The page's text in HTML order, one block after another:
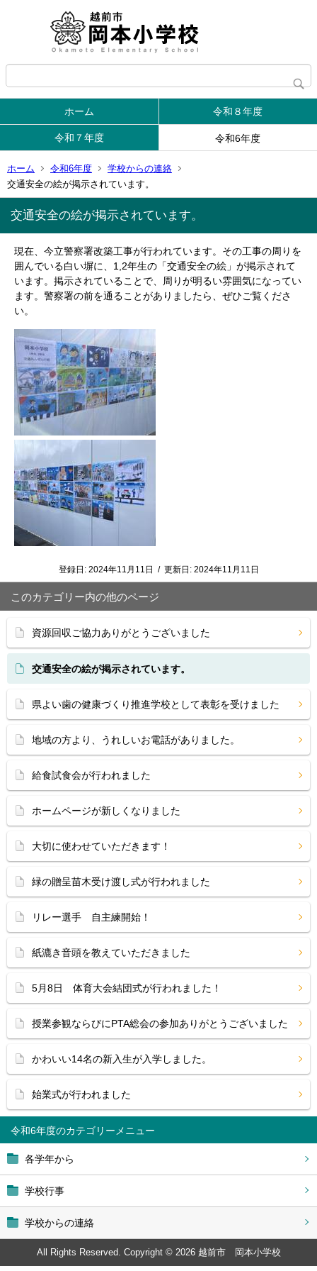
ホーム 令和８年度
令和７年度 令和6年度
ホーム 令和6年度
学校からの連絡
交通安全の絵が掲示されています。
令和6年度
各学年から
学校行事
学校からの連絡
交通安全の絵が掲示されています。
現在、今立警察署改築工事が行われています。その工事の周りを
囲んでいる白い塀に、1,2年生の「交通安全の絵」が掲示されて
います。掲示されていることで、周りが明るい雰囲気になってい
ます。警察署の前を通ることがありましたら、ぜひご覧くださ
い。
登録日: 2024年11月11日 / 更新日: 2024年11月11日
このカテゴリー内の他のページ
資源回収ご協力ありがとうございました
交通安全の絵が掲示されています。
県よい歯の健康づくり推進学校として表彰を受けました
地域の方より、うれしいお電話がありました。
給食試食会が行われました
ホームページが新しくなりました
大切に使わせていただきます！
緑の贈呈苗木受け渡し式が行われました
リレー選手 自主練開始！
紙漉き音頭を教えていただきました
5月8日 体育大会結団式が行われました！
授業参観ならびにPTA総会の参加ありがとうございました
かわいい14名の新入生が入学しました。
始業式が行われました
All Rights Reserved. Copyright © 2026 越前市 岡本小学校